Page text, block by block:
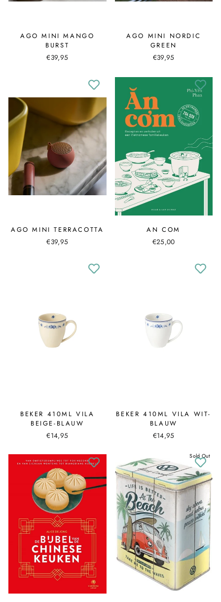
AGO MINI MANGO
BURST
€39,95
AGO MINI NORDIC
GREEN
€39,95
AGO MINI TERRACOTTA
€39,95
AN COM
€25,00
BEKER 410ML VILA
BEIGE-BLAUW
€14,95
BEKER 410ML VILA WIT-
BLAUW
€14,95
Sold Out